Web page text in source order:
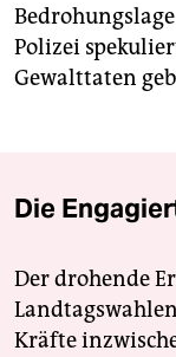
Polizei
Gewalttaten
Die
Der drohende
Kräfte